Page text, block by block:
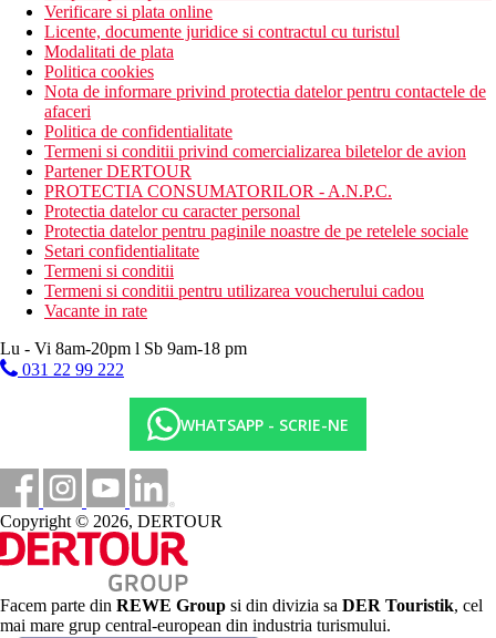
Activitati sportive gratuite
teren de sport
Activitati sportive contra cost
Centru SPA
Dieta
demipensiune bufet
pensiune completa contra cost suplimentar
all inclusive pentru o taxa suplimentara
Categoria oficiala
4 stele
Nota
Site web: https://www.estivalgroup.com/en/estival-park-
apartments.html
Nota: In Catalonia se plateste o taxa turistica de 1,32
euro/persoana/noapte pentru persoanele cu varsta de 16 ani si
peste. Pentru sejururi de peste 7 nopti se aplica pretul taxei
Sfera si calitatea serviciilor si activitatilor mentionate mai sus pot
antiepidemie in destinatia data.
Distanţe
20 km
Distanta de cel mai apropiat aeroport
100 m
Verificare si plata online
Licente, documente juridice si contractul cu turistul
Modalitati de plata
Politica cookies
Nota de informare privind protectia datelor pentru contactele de
afaceri
Politica de confidentialitate
Termeni si conditii privind comercializarea biletelor de avion
Partener DERTOUR
PROTECTIA CONSUMATORILOR - A.N.P.C.
Protectia datelor cu caracter personal
Protectia datelor pentru paginile noastre de pe retelele sociale
Setari confidentialitate
Termeni si conditii
Termeni si conditii pentru utilizarea voucherului cadou
Vacante in rate
Lu - Vi 8am-20pm l Sb 9am-18 pm
031 22 99 222
WHATSAPP - SCRIE-NE
Copyright © 2026, DERTOUR
Facem parte din REWE Group si din divizia sa DER Touristik, cel
mai mare grup central-european din industria turismului.